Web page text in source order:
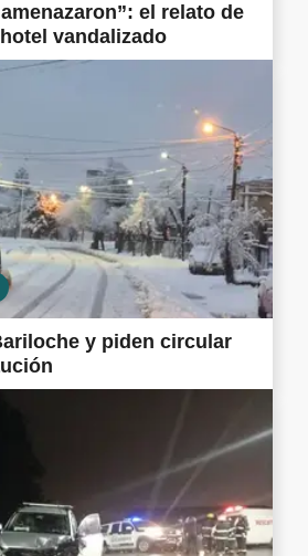
el relato de
vandalizado
y piden circular